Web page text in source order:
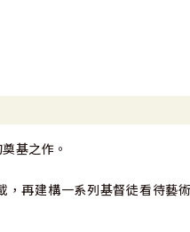
基之作。
再建構一系列基督徒看待藝